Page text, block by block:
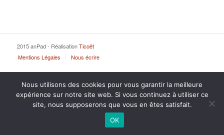
2015 anPad - RéalisationTicoët
Mentions Légales
Nous écrire
Nous utilisons des cookies pour vous garantir la meilleure
expérience sur notre site web. Si vous continuez à utiliser ce
site, nous supposerons que vous en êtes satisfait.
OK